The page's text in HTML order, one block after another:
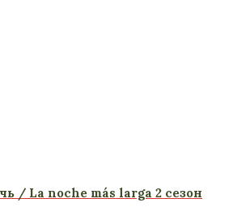
/ La noche más larga 2 сезон